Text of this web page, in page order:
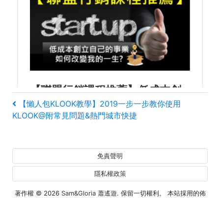
文
章
導
覽
上
一
章
【懶人包KLOOK教學】2019一步一步教你使用
KLOOK@附常見問題&熱門城市快捷
著作權 © 2026 Sam&Gloria 蕭遙遊. 保留一切權利。 本站採用的佈
免責聲明
隱私權政策